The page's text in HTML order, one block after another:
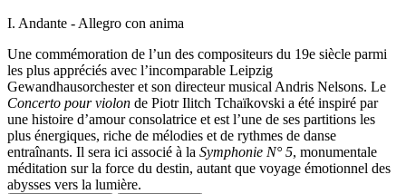
I. Andante - Allegro con anima
Une commémoration de l’un des compositeurs du 19e siècle parmi
les plus appréciés avec l’incomparable Leipzig
Gewandhausorchester et son directeur musical Andris Nelsons. Le
Concerto pour violon de Piotr Ilitch Tchaïkovski a été inspiré par
une histoire d’amour consolatrice et est l’une de ses partitions les
plus énergiques, riche de mélodies et de rythmes de danse
entraînants. Il sera ici associé à la Symphonie N° 5, monumentale
méditation sur la force du destin, autant que voyage émotionnel des
abysses vers la lumière.